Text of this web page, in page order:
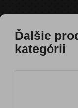
Ďalšie
kategórii